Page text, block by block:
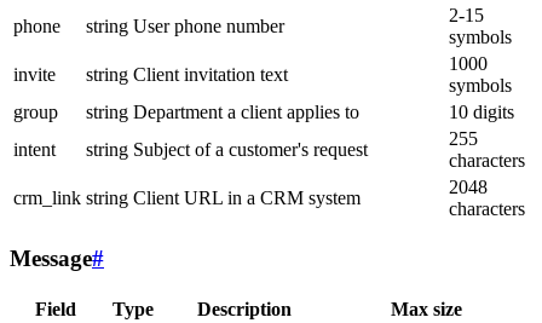
phone
string User phone number
2-15
symbols
invite
string Client invitation text
1000
symbols
group
string Department a client applies to
10 digits
intent
string Subject of a customer's request
255
characters
crm_link string Client URL in a CRM system
2048
characters
Message#
Field Type Description Max size